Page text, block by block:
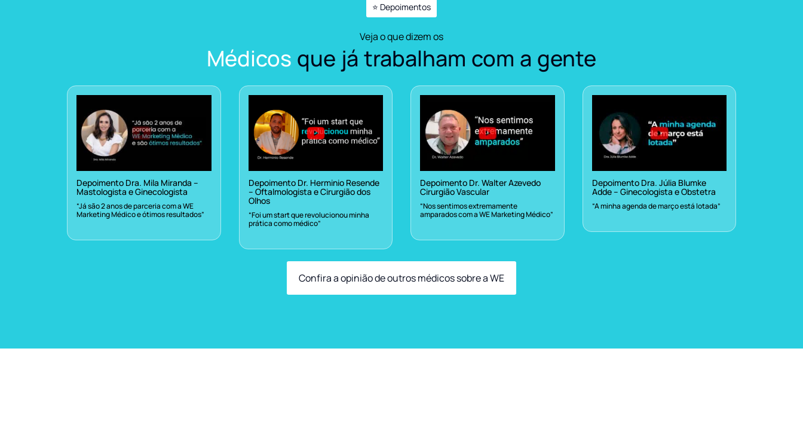
⭐ Depoimentos
Veja o que dizem os
Médicos que já trabalham com a gente
Depoimento Dra. Mila Miranda –
Mastologista e Ginecologista
“Já são 2 anos de parceria com a WE
Marketing Médico e ótimos resultados”
Depoimento Dr. Herminio Resende
– Oftalmologista e Cirurgião dos
Olhos
“Foi um start que revolucionou minha
prática como médico”
Depoimento Dr. Walter Azevedo
Cirurgião Vascular
“Nos sentimos extremamente
amparados com a WE Marketing Médico”
Depoimento Dra. Júlia Blumke
Adde – Ginecologista e Obstetra
“A minha agenda de março está lotada”
Confira a opinião de outros médicos sobre a WE